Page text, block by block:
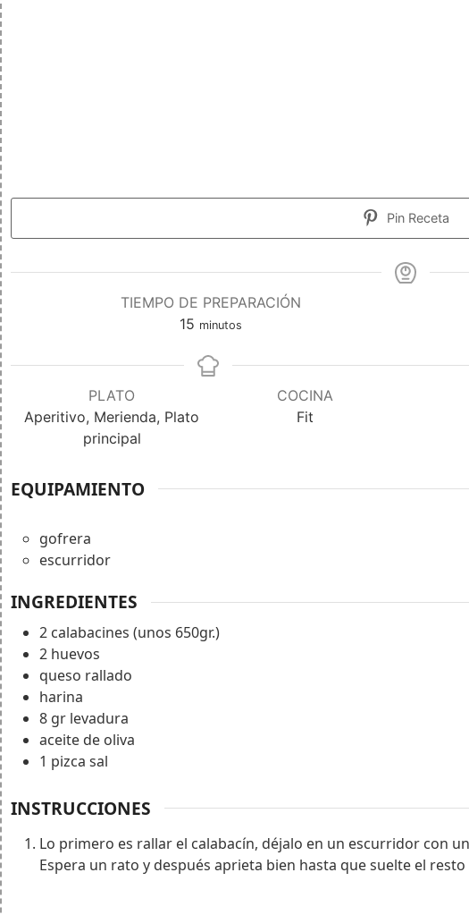
Pin Receta
TIEMPO DE PREPARACIÓN
15 minutos
PLATO
Aperitivo, Merienda, Plato
principal
COCINA
Fit
EQUIPAMIENTO
gofrera
escurridor
INGREDIENTES
2 calabacines (unos 650gr.)
2 huevos
queso rallado
harina
8 gr levadura
aceite de oliva
1 pizca sal
INSTRUCCIONES
Lo primero es rallar el calabacín, déjalo en un escurridor con
Espera un rato y después aprieta bien hasta que suelte el